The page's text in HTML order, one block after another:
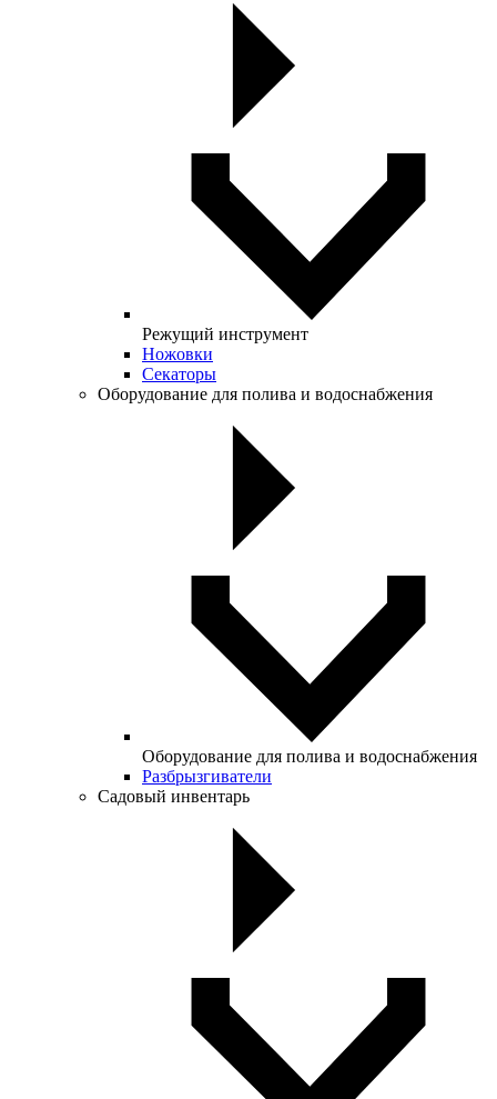
Режущий инструмент
Ножовки
Секаторы
Оборудование для полива и водоснабжения
Оборудование для полива и водоснабжения
Разбрызгиватели
Садовый инвентарь